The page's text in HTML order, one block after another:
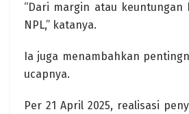
“Dari margin atau
NPL,” katanya.
Ia juga menambahkan
ucapnya.
Per 21 April 2025, realisasi